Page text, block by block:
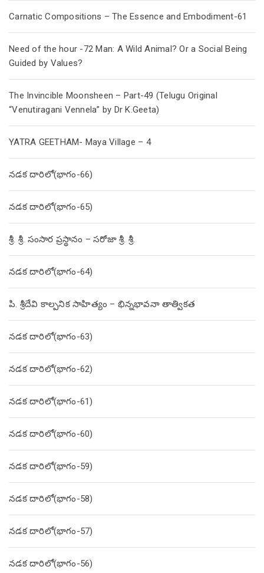
Carnatic Compositions – The Essence and Embodiment-61
Need of the hour -72 Man: A Wild Animal? Or a Social Being
Guided by Values?
The Invincible Moonsheen – Part-49 (Telugu Original
“Venutiragani Vennela” by Dr K.Geeta)
YATRA GEETHAM- Maya Village – 4
నడక దారిలో(భాగం-66)
నడక దారిలో(భాగం-65)
శ్రీ. శ్రీ. సంసార ప్రస్థానం – సరోజా శ్రీ. శ్రీ.
నడక దారిలో(భాగం-64)
పి. శ్రీదేవి కాల్పనిక సాహిత్యం – భిన్నభావనా తాత్వికత
నడక దారిలో(భాగం-63)
నడక దారిలో(భాగం-62)
నడక దారిలో(భాగం-61)
నడక దారిలో(భాగం-60)
నడక దారిలో(భాగం-59)
నడక దారిలో(భాగం-58)
నడక దారిలో(భాగం-57)
నడక దారిలో(భాగం-56)